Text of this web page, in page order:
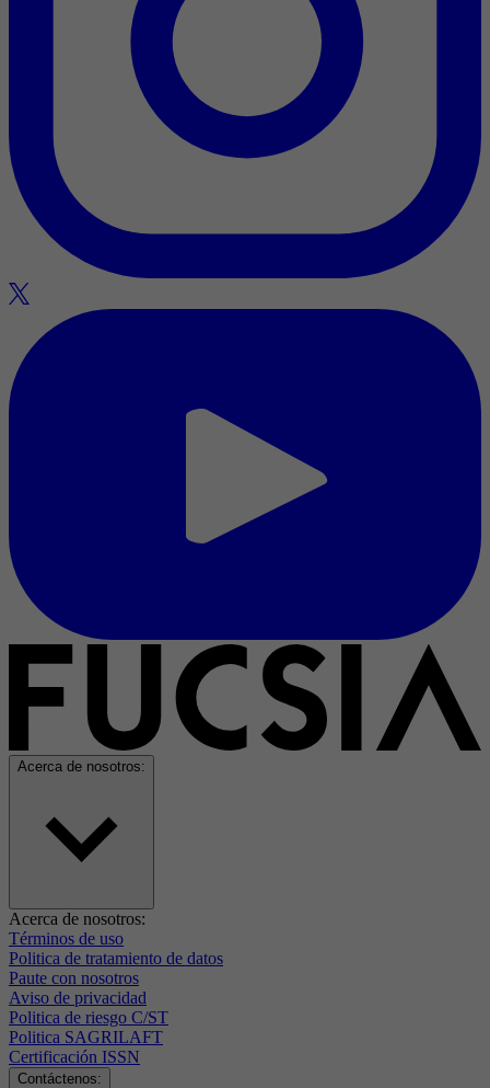
Acerca de nosotros:
Acerca de nosotros:
Términos de uso
Politica de tratamiento de datos
Paute con nosotros
Aviso de privacidad
Politica de riesgo C/ST
Politica SAGRILAFT
Certificación ISSN
Contáctenos: